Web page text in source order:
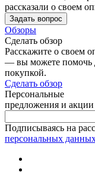
рассказали о своем
Задать вопрос
Обзоры
Сделать обзор
Расскажите о своем
— вы можете помочь
покупкой.
Сделать обзор
Персональные
предложения и акции
Подписываясь на
персональных